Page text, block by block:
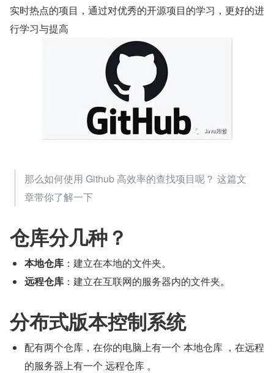
实时热点的项目，通过对优秀的开源项目的学习，更好的进
行学习与提高
那么如何使用 Github 高效率的查找项目呢？ 这篇文
章带你了解一下
仓库分几种？
本地仓库 ：建立在本地的文件夹。
远程仓库 ：建立在互联网的服务器内的文件夹。
分布式版本控制系统
配有两个仓库，在你的电脑上有一个 本地仓库 ，在远程
的服务器上有一个 远程仓库 。